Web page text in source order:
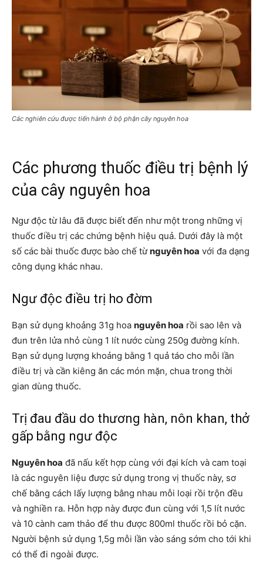
Các nghiên cứu được tiến hành ở bộ phận cây nguyên hoa
Các phương thuốc điều trị bệnh lý
của cây nguyên hoa
Ngư độc từ lâu đã được biết đến như một trong những vị
thuốc điều trị các chứng bệnh hiệu quả. Dưới đây là một
số các bài thuốc được bào chế từnguyên hoa với đa dạng
công dụng khác nhau.
Ngư độc điều trị ho đờm
Bạn sử dụng khoảng 31g hoa nguyên hoa rồi sao lên và
đun trên lửa nhỏ cùng 1 lít nước cùng 250g đường kính.
Bạn sử dụng lượng khoảng bằng 1 quả táo cho mỗi lần
điều trị và cần kiêng ăn các món mặn, chua trong thời
gian dùng thuốc.
Trị đau đầu do thương hàn, nôn khan, thở
gấp bằng ngư độc
Nguyên hoa đã nấu kết hợp cùng với đại kích và cam toại
là các nguyên liệu được sử dụng trong vị thuốc này, sơ
chế bằng cách lấy lượng bằng nhau mỗi loại rồi trộn đều
và nghiền ra. Hỗn hợp này được đun cùng với 1,5 lít nước
và 10 cành cam thảo để thu được 800ml thuốc rồi bỏ cặn.
Người bệnh sử dụng 1,5g mỗi lần vào sáng sớm cho tới khi
có thể đi ngoài được.